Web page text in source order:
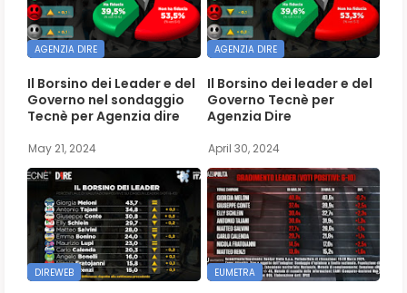
AGENZIA DIRE
Il Borsino dei Leader e del
Governo nel sondaggio
Tecnè per Agenzia dire
May 21, 2024
AGENZIA DIRE
Il Borsino dei leader e del
Governo Tecnè per
Agenzia Dire
April 30, 2024
DIREWEB EUMETRA